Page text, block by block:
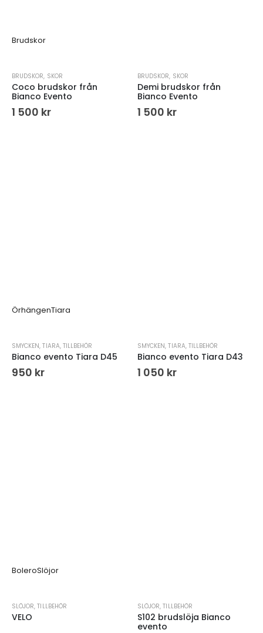
Brudskor
BRUDSKOR, SKOR
Coco brudskor från
Bianco Evento
1 500 kr
BRUDSKOR, SKOR
Demi brudskor från
Bianco Evento
1 500 kr
ÖrhängenTiara
SMYCKEN,TIARA, TILLBEHÖR
Bianco evento Tiara D45
950 kr
SMYCKEN,TIARA, TILLBEHÖR
Bianco evento Tiara D43
1 050 kr
BoleroSlöjor
SLÖJOR,TILLBEHÖR
VELO
SLÖJOR,TILLBEHÖR
S102 brudslöja Bianco
evento